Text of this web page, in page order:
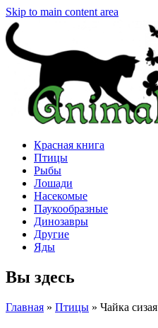
Skip to main content area
Красная книга
Птицы
Рыбы
Лошади
Насекомые
Паукообразные
Динозавры
Другие
Яды
Вы здесь
Главная » Птицы » Чайка сизая